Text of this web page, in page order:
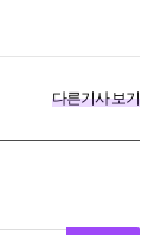
다른기사 보기